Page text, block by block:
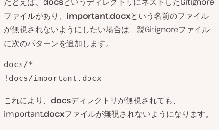
たとえば、 docsというディレクトリにネストしたGitignore
ファイルがあり、 important.docxという名前のファイル
が無視されないようにしたい場合は、親Gitignoreファイル
に次のパターンを追加します。
docs/*
!docs/important.docx
これにより、 docsディレクトリが無視されても、
important.docxファイルが無視されないようになります。